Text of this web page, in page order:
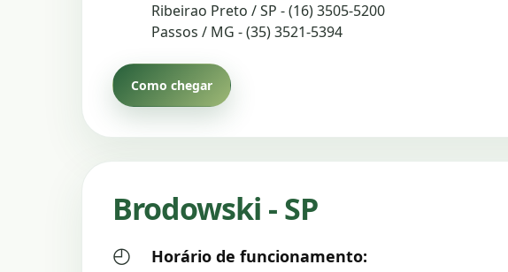
Ribeirao Preto / SP - (16) 3505-5200
Passos / MG - (35) 3521-5394
Como chegar
Brodowski - SP
◴ Horário de funcionamento: